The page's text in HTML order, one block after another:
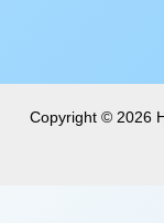
Copyright © 2026